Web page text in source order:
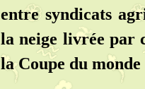
entre syndicats
la neige livrée par
la Coupe du